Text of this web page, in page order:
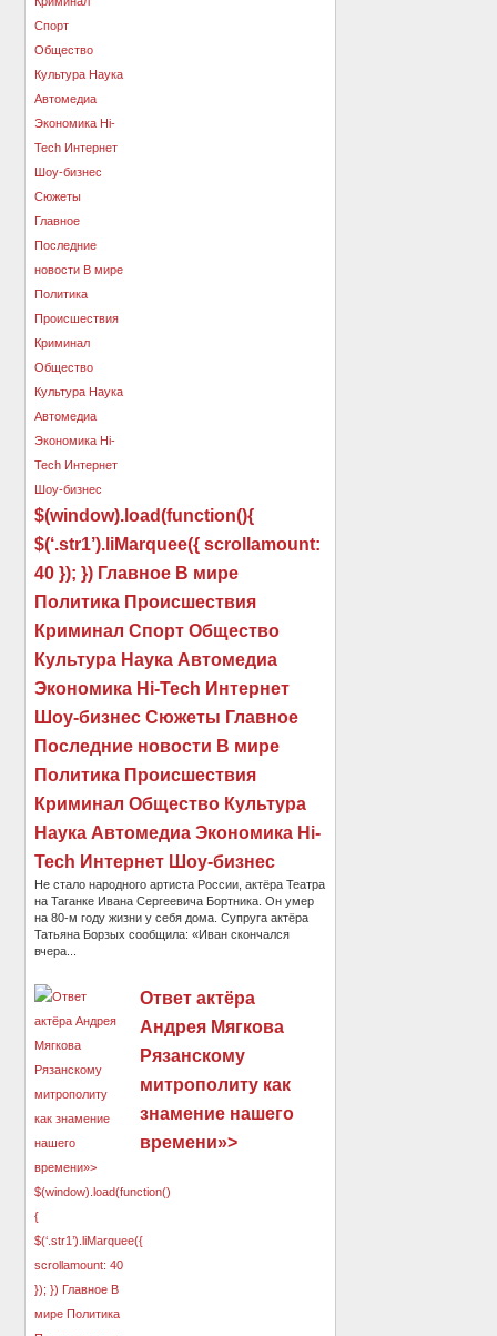
$(window).load(function(){
$(‘.str1’).liMarquee({ scrollamount:
40 }); }) Главное В мире
Политика Происшествия
Криминал Спорт Общество
Культура Наука Автомедиа
Экономика Hi-Tech Интернет
Шоу-бизнес Сюжеты Главное
Последние новости В мире
Политика Происшествия
Криминал Общество Культура
Наука Автомедиа Экономика Hi-
Tech Интернет Шоу-бизнес
Не стало народного артиста России, актёра Театра
на Таганке Ивана Сергеевича Бортника. Он умер
на 80-м году жизни у себя дома. Супруга актёра
Татьяна Борзых сообщила: «Иван скончался
вчера...
Ответ актёра
Андрея Мягкова
Рязанскому
митрополиту как
знамение нашего
времени»>